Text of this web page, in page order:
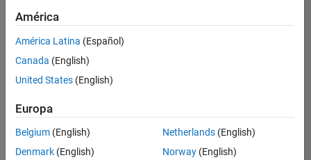
Software Process Engineering
User Experience
Ordenar por
Guardar
empleos
seleccionados
América
América Latina (Español)
Canada (English)
United States (English)
Europa
Belgium (English)
Denmark (English)
Netherlands(English)
Norway(English)